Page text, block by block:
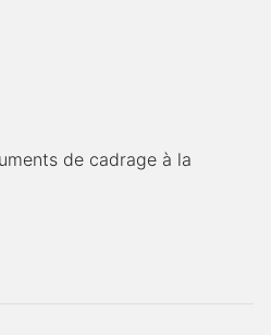
de cadrage à la